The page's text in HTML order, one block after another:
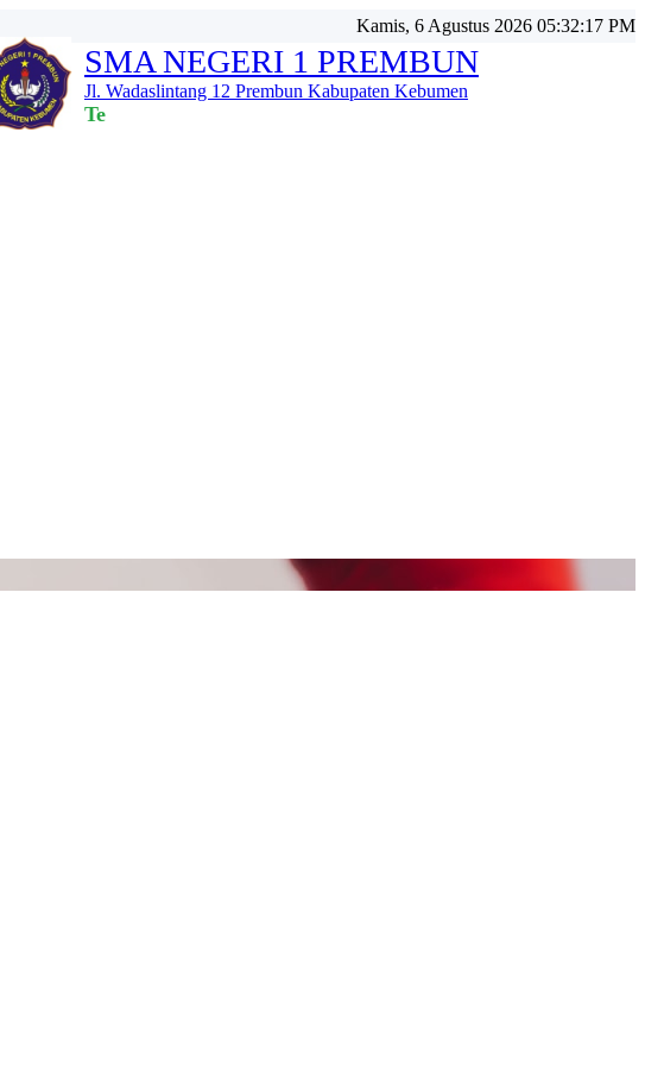
Kamis, 6 Agustus 2026 05:32:17 PM
SMA NEGERI 1 PREMBUN
Jl. Wadaslintang 12 Prembun Kabupaten Kebumen
Teta